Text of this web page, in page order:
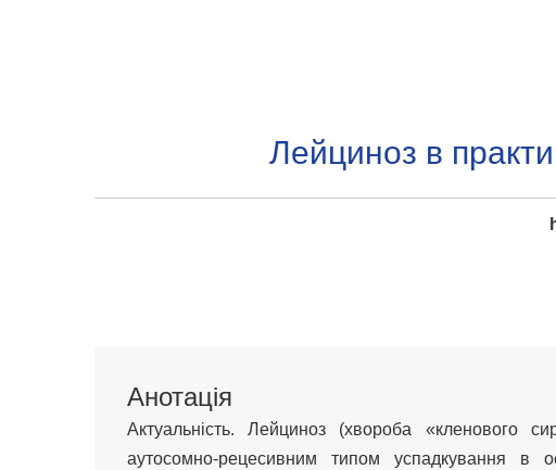
Лейциноз в
Анотація
Актуальність. Лейциноз (хвороба «кленового
аутосомно-рецесивним типом успадкування в